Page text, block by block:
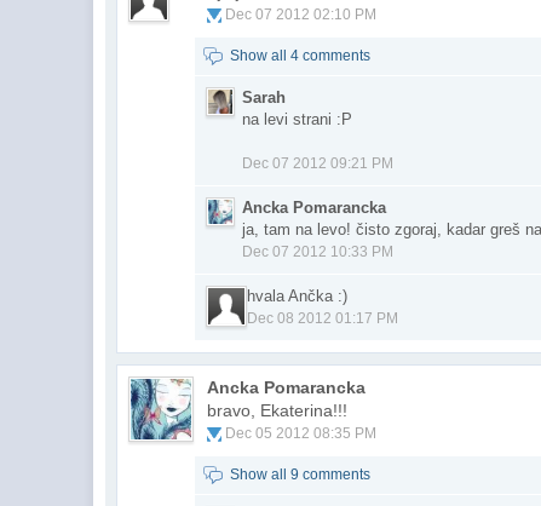
Dec 07 2012 02:10 PM
Show all 4 comments
Sarah
na levi strani :P
Dec 07 2012 09:21 PM
Ancka Pomarancka
ja, tam na levo! čisto zgoraj, kadar greš
Dec 07 2012 10:33 PM
hvala Ančka :)
Dec 08 2012 01:17 PM
Ancka Pomarancka
bravo, Ekaterina!!!
Dec 05 2012 08:35 PM
Show all 9 comments